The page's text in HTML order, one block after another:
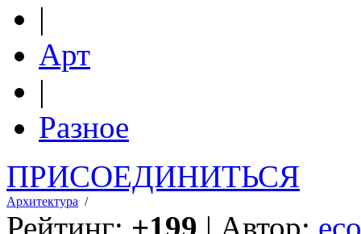
|
Арт
|
Разное
ПРИСОЕДИНИТЬСЯ
Архитектура /